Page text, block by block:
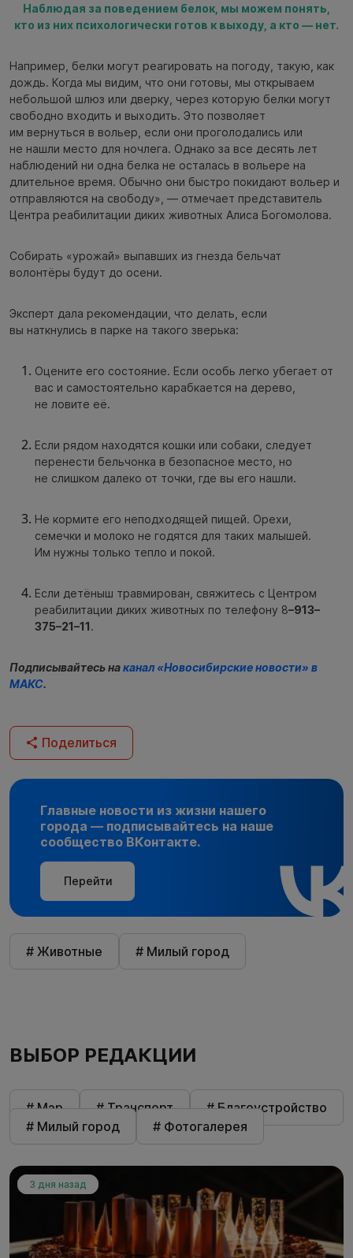
Наблюдая за поведением белок, мы можем понять,
кто из них психологически готов к выходу, а кто — нет.
Например, белки могут реагировать на погоду, такую, как
дождь. Когда мы видим, что они готовы, мы открываем
небольшой шлюз или дверку, через которую белки могут
свободно входить и выходить. Это позволяет
им вернуться в вольер, если они проголодались или
не нашли место для ночлега. Однако за все десять лет
наблюдений ни одна белка не осталась в вольере на
длительное время. Обычно они быстро покидают вольер и
отправляются на свободу», — отмечает представитель
Центра реабилитации диких животных Алиса Богомолова.
Собирать «урожай» выпавших из гнезда бельчат
волонтёры будут до осени.
Эксперт дала рекомендации, что делать, если
вы наткнулись в парке на такого зверька:
Оцените его состояние. Если особь легко убегает от
вас и самостоятельно карабкается на дерево,
не ловите её.
Если рядом находятся кошки или собаки, следует
перенести бельчонка в безопасное место, но
не слишком далеко от точки, где вы его нашли.
Не кормите его неподходящей пищей. Орехи,
семечки и молоко не годятся для таких малышей.
Им нужны только тепло и покой.
Если детёныш травмирован, свяжитесь с Центром
реабилитации диких животных по телефону 8–913–
375–21–11.
Подписывайтесь наканал «Новосибирские новости» в
МАКС.
Поделиться
Главные новости из жизни нашего
города — подписывайтесь на наше
сообщество ВКонтакте.
Перейти
# Животные # Милый город
ВЫБОР РЕДАКЦИИ
# Мэр # Транспорт
# Благоустройство
# Милый город
# Фотогалерея
3 дня назад